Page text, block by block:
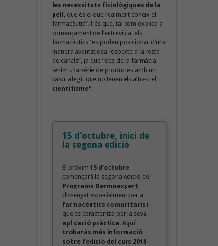
les necessitats fisiològiques de la
pell
, que és el que realment coneix el
farmacèutic”. I és que, tal com explica al
començament de l’entrevista, els
farmacèutics “es poden posicionar d’una
manera avantatjosa respecte a la resta
de canals”, ja que “des de la farmàcia
tenim una sèrie de productes amb un
valor afegit que no tenen els altres: el
cientifisme”.
15 d’octubre, inici de
la segona edició
El pròxim 15 d’octubre
començarà la segona edició del
Programa Dermoexpert
dissenyat especialment per a
farmacèutics comunitaris i
que es caracteritza per la seva
aplicació pràctica. Aquí
trobaràs més informació
sobre l’edició del curs 2018-